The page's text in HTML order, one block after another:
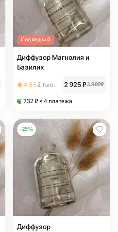
Последний
Диффузор Магнолия и
Базилик
4.852 тыс. 2 925₽3 900₽
732 ₽ × 4 платежа
-25%
Диффузор